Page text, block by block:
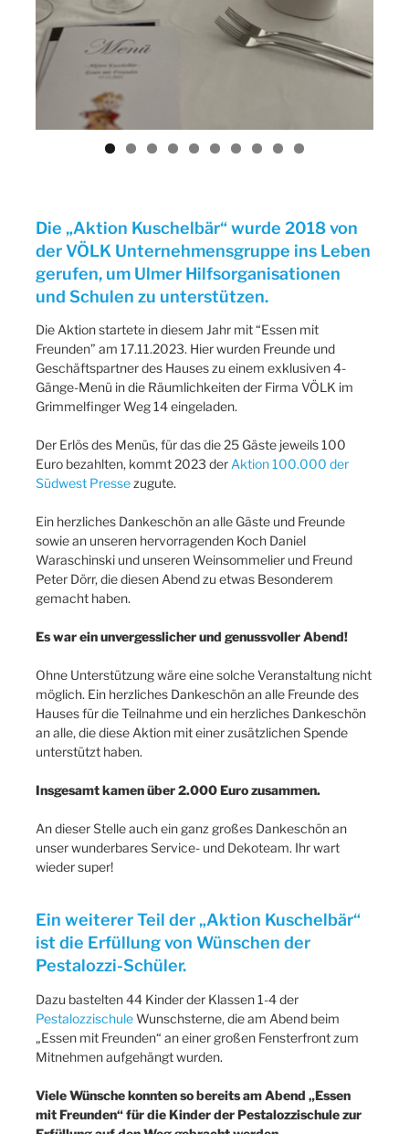
ous
Die „Aktion Kuschelbär“ wurde 2018 von
der VÖLK Unternehmensgruppe ins Leben
gerufen, um Ulmer Hilfsorganisationen
und Schulen zu unterstützen.
Die Aktion startete in diesem Jahr mit “Essen mit
Freunden” am 17.11.2023. Hier wurden Freunde und
Geschäftspartner des Hauses zu einem exklusiven 4-
Gänge-Menü in die Räumlichkeiten der Firma VÖLK im
Grimmelfinger Weg 14 eingeladen.
Der Erlös des Menüs, für das die 25 Gäste jeweils 100
Euro bezahlten, kommt 2023 derAktion 100.000 der
Südwest Pressezugute.
Ein herzliches Dankeschön an alle Gäste und Freunde
sowie an unseren hervorragenden Koch Daniel
Waraschinski und unseren Weinsommelier und Freund
Peter Dörr, die diesen Abend zu etwas Besonderem
gemacht haben.
Es war ein unvergesslicher und genussvoller Abend!
Ohne Unterstützung wäre eine solche Veranstaltung nicht
möglich. Ein herzliches Dankeschön an alle Freunde des
Hauses für die Teilnahme und ein herzliches Dankeschön
an alle, die diese Aktion mit einer zusätzlichen Spende
unterstützt haben.
Insgesamt kamen über 2.000 Euro zusammen.
An dieser Stelle auch ein ganz großes Dankeschön an
unser wunderbares Service- und Dekoteam. Ihr wart
wieder super!
Ein weiterer Teil der „Aktion Kuschelbär“
ist die Erfüllung von Wünschen der
Pestalozzi-Schüler.
Dazu bastelten 44 Kinder der Klassen 1-4 der
PestalozzischuleWunschsterne, die am Abend beim
„Essen mit Freunden“ an einer großen Fensterfront zum
Mitnehmen aufgehängt wurden.
Viele Wünsche konnten so bereits am Abend „Essen
mit Freunden“ für die Kinder der Pestalozzischule zur